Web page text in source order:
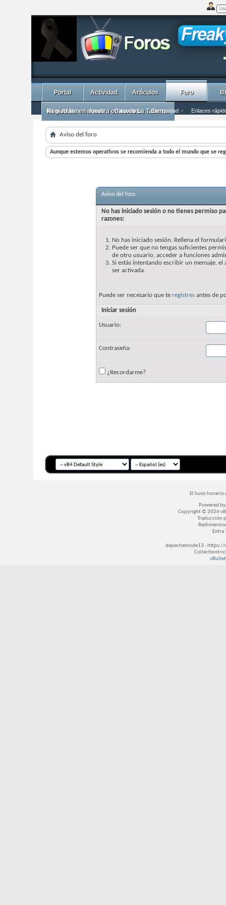
Portal Actividad ArtÌculos Foro
Inicio del foro Ayuda Calendario Comunidad Enlaces
Regístrate en nuestra otra web La Taberna
Aviso del foro
Aunque estemos operativos se recomienda a todo el mundo que se
Aviso del foro
No has iniciado sesión o no tienes permiso
razones:
No has iniciado sesión. Rellena el
Puede ser que no tengas suficientes
de otro usuario, acceder a funciones
Si estás intentando escribir un mensaje,
ser activada.
Puede ser necesario que te registres antes de
Iniciar sesión
Usuario:
Contraseña:
¿Recordarme?
El huso horario
Powered by
Copyright © 2026
Traducción
Extra
depechemode13 -